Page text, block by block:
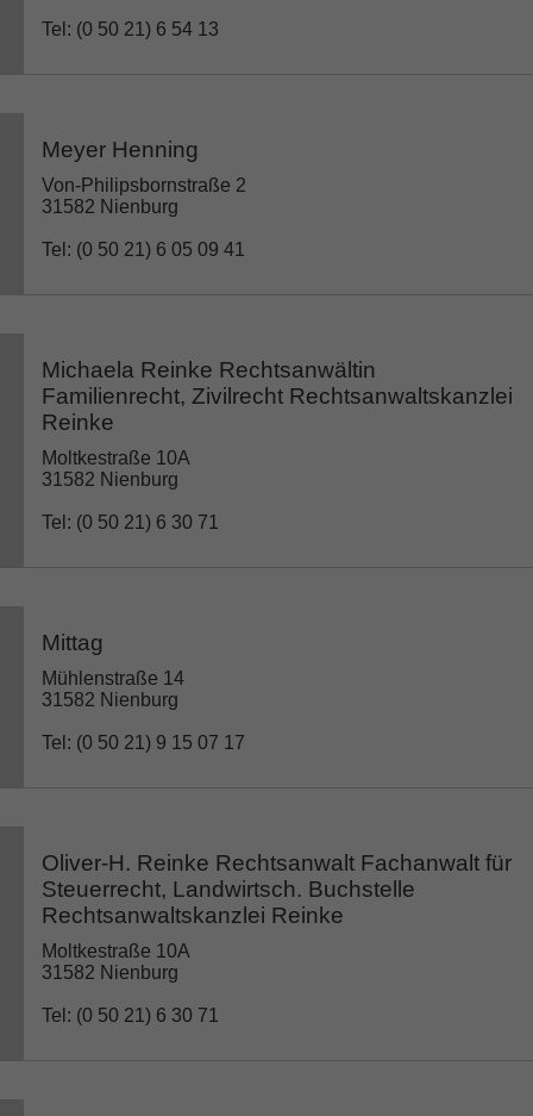
Tel: (0 50 21) 6 54 13
Meyer Henning
Von-Philipsbornstraße 2
31582 Nienburg
Tel: (0 50 21) 6 05 09 41
Michaela Reinke Rechtsanwältin
Familienrecht, Zivilrecht Rechtsanwaltskanzlei
Reinke
Moltkestraße 10A
31582 Nienburg
Tel: (0 50 21) 6 30 71
Mittag
Mühlenstraße 14
31582 Nienburg
Tel: (0 50 21) 9 15 07 17
Oliver-H. Reinke Rechtsanwalt Fachanwalt für
Steuerrecht, Landwirtsch. Buchstelle
Rechtsanwaltskanzlei Reinke
Moltkestraße 10A
31582 Nienburg
Tel: (0 50 21) 6 30 71